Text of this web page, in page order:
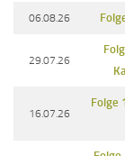
06.08.26
29.07.26
16.07.26
Folge